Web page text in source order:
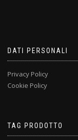
DATI PERSONALI
Privacy Policy
Cookie Policy
TAG PRODOTTO